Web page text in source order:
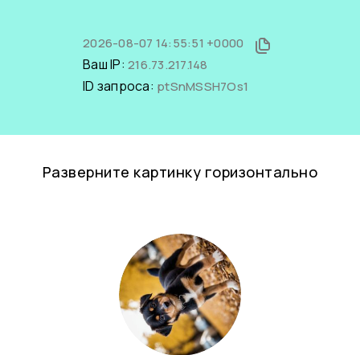
2026-08-07 14:55:51 +0000
Ваш IP: 216.73.217.148
ID запроса: ptSnMSSH7Os1
Разверните картинку горизонтально